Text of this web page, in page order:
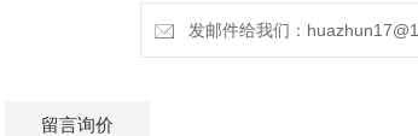
发邮件给我们：
留言询价